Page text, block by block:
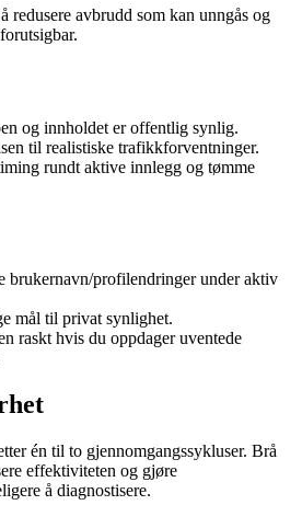
redusere avbrudd som kan unngås og
og innholdet er offentlig synlig.
til realistiske trafikkforventninger.
rundt aktive innlegg og tømme
brukernavn/profilendringer under aktiv
mål til privat synlighet.
raskt hvis du oppdager uventede
én til to gjennomgangssykluser. Brå
effektiviteten og gjøre
å diagnostisere.